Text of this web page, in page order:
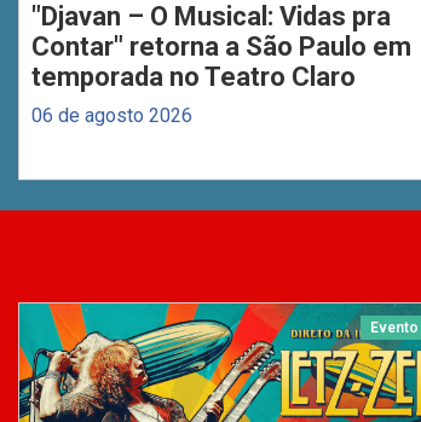
"Djavan – O Musical: Vidas pra
Contar" retorna a São Paulo em
temporada no Teatro Claro
06 de agosto 2026
Evento